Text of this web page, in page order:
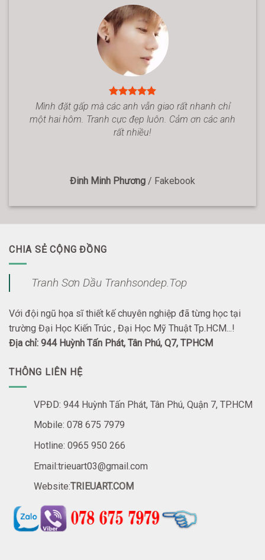
Mình đặt gấp mà các anh vẫn giao rất nhanh chỉ
một hai hôm. Tranh cực đẹp luôn. Cảm ơn các anh
rất nhiều!
Đinh Minh Phương / Fakebook
CHIA SẺ CỘNG ĐỒNG
Tranh Sơn Dầu Tranhsondep.Top
Với đội ngũ họa sĩ thiết kế chuyên nghiệp đã từng học tại
trường Đại Học Kiến Trúc , Đại Học Mỹ Thuật Tp.HCM...!
Địa chỉ: 944 Huỳnh Tấn Phát, Tân Phú, Q7, TPHCM
THÔNG LIÊN HỆ
VPĐD: 944 Huỳnh Tấn Phát, Tân Phú, Quận 7, TP.HCM
Mobile: 078 675 7979
Hotline: 0965 950 266
Email:trieuart03@gmail.com
Website:TRIEUART.COM